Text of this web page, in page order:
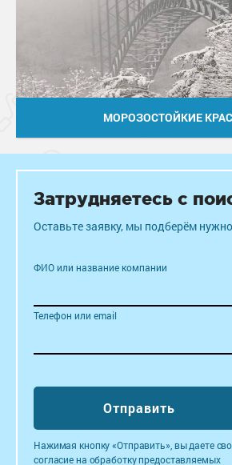
МОРОЗОСТОЙКИЕ
Затрудняетесь с
Оставьте заявку, мы подберём
ФИО или название компании
Телефон или email
Нажимая кнопку «Отправить», вы даете
согласие на обработку предоставляемых